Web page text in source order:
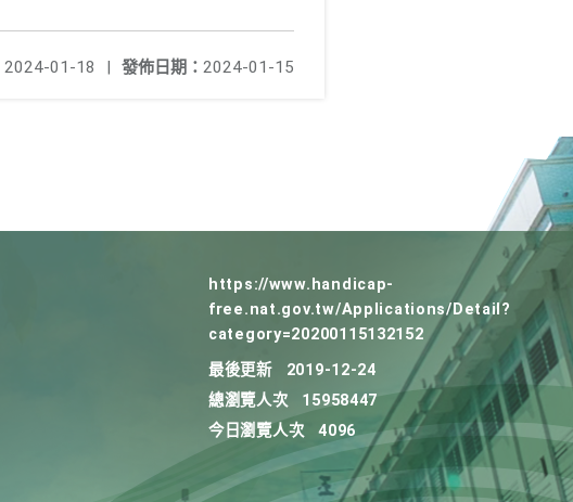
發佈日期： 2024-01-15
2024-01-18 |
https://www.handicap-
free.nat.gov.tw/Applications/Detail?
category=20200115132152
最後更新
2019-12-24
總瀏覽人次
15958447
今日瀏覽人次
4096